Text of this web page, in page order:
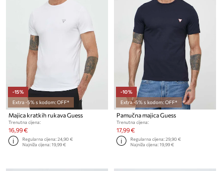
-15%
Extra -5% s kodom: OFF*
Majica kratkih rukava Guess
Trenutna cijena:
16,99 €
Regularna cijena:24,90 €
Najniža cijena:19,99 €
-10%
Extra -5% s kodom: OFF*
Pamučna majica Guess
Trenutna cijena:
17,99 €
Regularna cijena:29,90 €
Najniža cijena:19,99 €